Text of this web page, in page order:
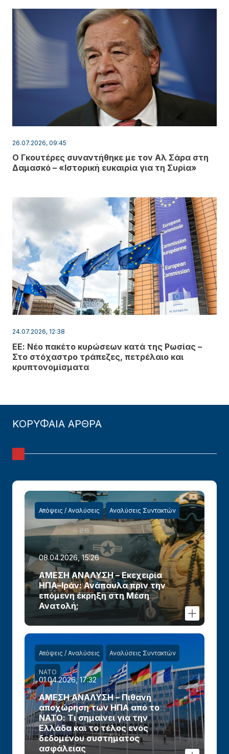
26.07.2026, 09:45
Ο Γκουτέρες συναντήθηκε με τον Αλ Σάρα στη
Δαμασκό – «Ιστορική ευκαιρία για τη Συρία»
24.07.2026, 12:38
ΕΕ: Νέο πακέτο κυρώσεων κατά της Ρωσίας –
Στο στόχαστρο τράπεζες, πετρέλαιο και
κρυπτονομίσματα
ΚΟΡΥΦΑΙΑ ΑΡΘΡΑ
Απόψεις / Αναλύσεις Αναλύσεις Συντακτών
08.04.2026, 15:26
ΑΜΕΣΗ ΑΝΑΛΥΣΗ – Εκεχειρία
ΗΠΑ–Ιράν: Ανάπαυλα πριν την
επόμενη έκρηξη στη Μέση
Ανατολή;
Απόψεις / Αναλύσεις Αναλύσεις Συντακτών
ΝΑΤΟ
01.04.2026, 17:32
ΑΜΕΣΗ ΑΝΑΛΥΣΗ – Πιθανή
αποχώρηση των ΗΠΑ από το
ΝΑΤΟ: Τι σημαίνει για την
Ελλάδα και το τέλος ενός
δεδομένου συστήματος
ασφάλειας